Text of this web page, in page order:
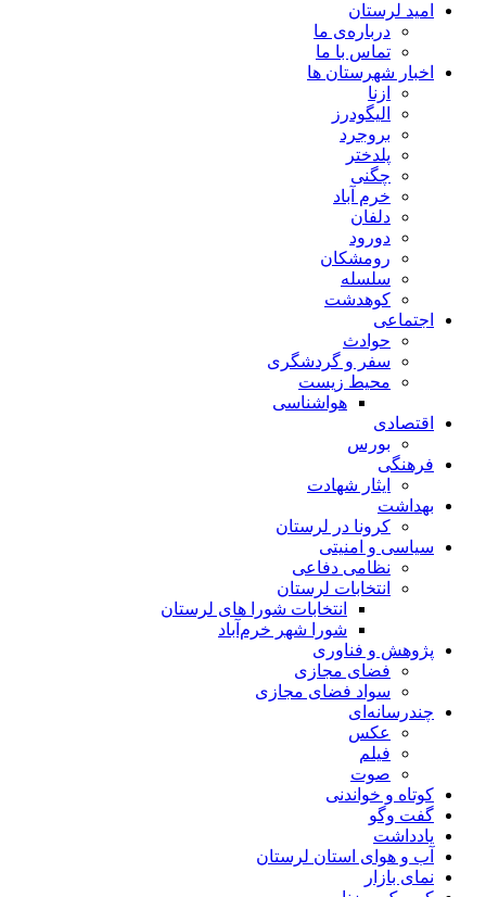
امید لرستان
درباره‌ی ما
تماس با ما
اخبار شهرستان ها
ازنا
الیگودرز
بروجرد
پلدختر
چگنی
خرم آباد
دلفان
دورود
رومشکان
سلسله
کوهدشت
اجتماعی
حوادث
سفر و گردشگری
محیط زیست
هواشناسی
اقتصادی
بورس
فرهنگی
ایثار شهادت
بهداشت
کرونا در لرستان
سیاسی و امنیتی
نظامی دفاعی
انتخابات لرستان
انتخابات شورا های لرستان
شورا شهر خرم‌آباد
پژوهش و فناوری
فضای مجازی
سواد فضای مجازی
چندرسانه‌ای
عكس
فیلم
صوت
کوتاه و خواندنی
گفت وگو
یادداشت
آب و هوای استان لرستان
نمای بازار